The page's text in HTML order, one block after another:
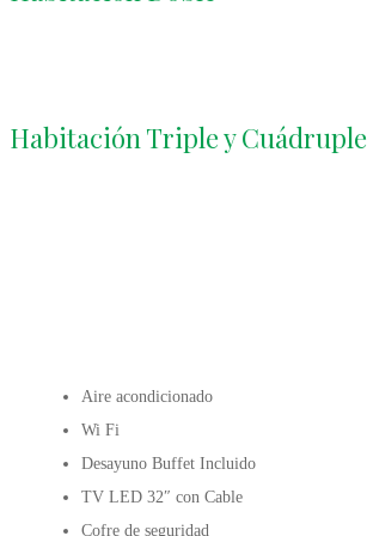
Habitación Triple y Cuádruple
Aire acondicionado
Wi Fi
Desayuno Buffet Incluido
TV LED 32″ con Cable
Cofre de seguridad